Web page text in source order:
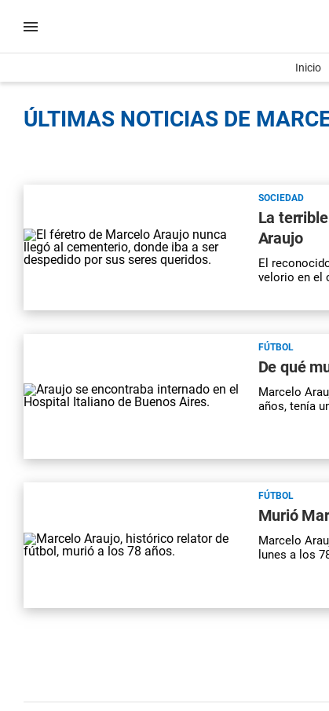
Inicio
ÚLTIMAS NOTICIAS DE
SOCIEDAD
La
Araujo
El
velorio en el
FÚTBOL
De qué
Marcelo
años, tenía
FÚTBOL
Murió
Marcelo
lunes a los